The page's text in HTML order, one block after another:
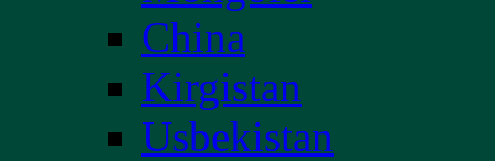
China
Kirgistan
Usbekistan